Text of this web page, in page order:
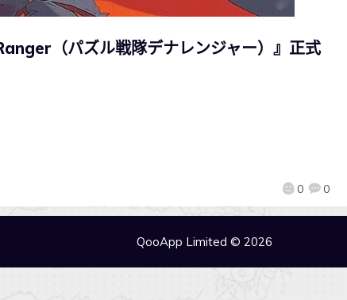
（パズル戦隊デナレンジャー）』正式
0 0
QooApp Limited © 2026